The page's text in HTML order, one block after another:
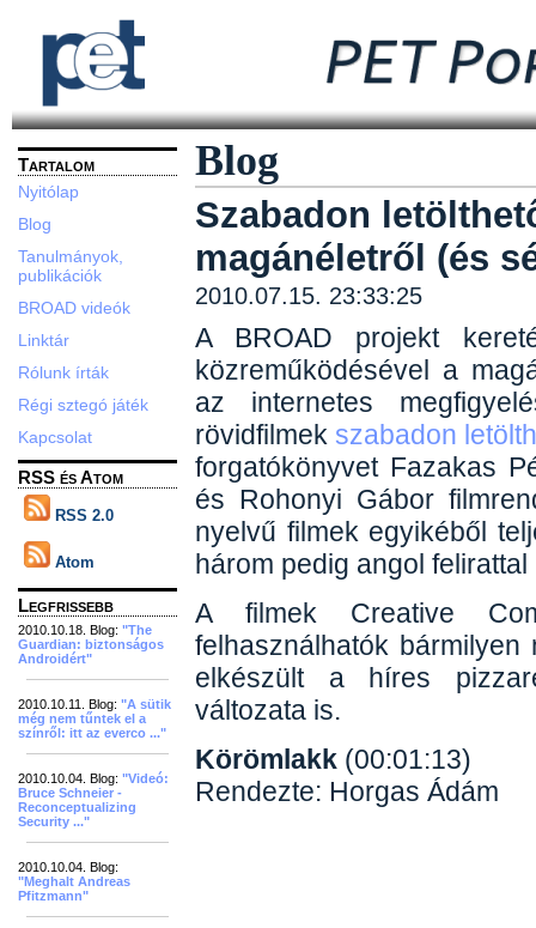
Tartalom
Nyitólap
Blog
Tanulmányok,
publikációk
BROAD videók
Linktár
Rólunk írták
Régi sztegó játék
Kapcsolat
RSS és Atom
RSS 2.0
Atom
Legfrissebb
2010.10.18. Blog: "The
Guardian: biztonságos
Androidért"
2010.10.11. Blog: "A sütik
még nem tűntek el a
színről: itt az everco ..."
2010.10.04. Blog: "Videó:
Bruce Schneier -
Reconceptualizing
Security ..."
2010.10.04. Blog:
"Meghalt Andreas
Pfitzmann"
Blog
Szabadon
magánéletről (és
2010.07.15. 23:33:25
A BROAD projekt
közreműködésével a
az internetes
rövidfilmek szabadon
forgatókönyvet Fazakas
és Rohonyi Gábor
nyelvű filmek egyikéből
három pedig angol
A filmek Creative
felhasználhatók
elkészült a híres
változata is.
Körömlakk (00:01:13)
Rendezte: Horgas Ádám